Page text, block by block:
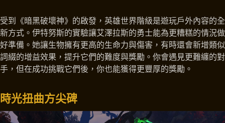
受到《暗黑破壞神》的啟發，英雄世界階級是遊玩戶外內容的全
新方式。伊特努斯的實驗讓艾澤拉斯的勇士能為更糟糕的情況做
好準備。她讓生物擁有更高的生命力與傷害，有時還會新增類似
詞綴的增益效果，提升它們的難度與獎勵。你會遇見更難纏的對
手，但在成功挑戰它們後，你也能獲得更豐厚的獎勵。
時光扭曲方尖碑